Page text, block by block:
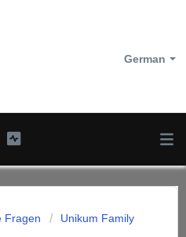
German
Fragen Unikum Family